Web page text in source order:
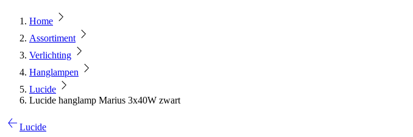
Home
Assortiment
Verlichting
Hanglampen
Lucide
Lucide hanglamp Marius 3x40W zwart
Lucide